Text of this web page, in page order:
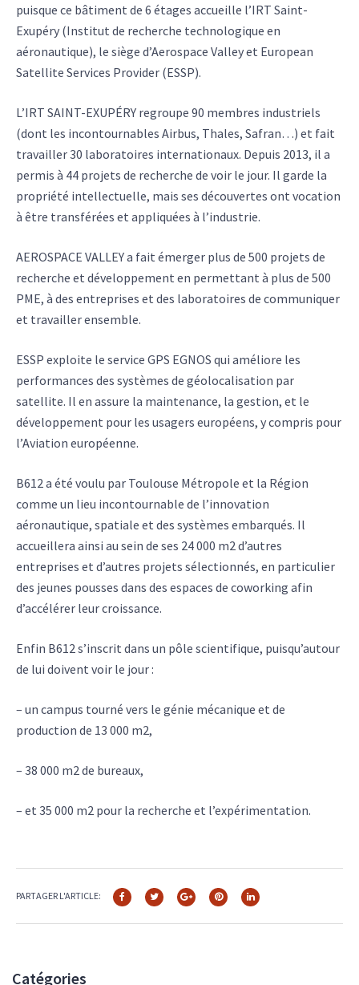
puisque ce bâtiment de 6 étages accueille l’IRT Saint-
Exupéry (Institut de recherche technologique en
aéronautique), le siège d’Aerospace Valley et European
Satellite Services Provider (ESSP).
L’IRT SAINT-EXUPÉRY regroupe 90 membres industriels
(dont les incontournables Airbus, Thales, Safran…) et fait
travailler 30 laboratoires internationaux. Depuis 2013, il a
permis à 44 projets de recherche de voir le jour. Il garde la
propriété intellectuelle, mais ses découvertes ont vocation
à être transférées et appliquées à l’industrie.
AEROSPACE VALLEY a fait émerger plus de 500 projets de
recherche et développement en permettant à plus de 500
PME, à des entreprises et des laboratoires de communiquer
et travailler ensemble.
ESSP exploite le service GPS EGNOS qui améliore les
performances des systèmes de géolocalisation par
satellite. Il en assure la maintenance, la gestion, et le
développement pour les usagers européens, y compris pour
l’Aviation européenne.
B612 a été voulu par Toulouse Métropole et la Région
comme un lieu incontournable de l’innovation
aéronautique, spatiale et des systèmes embarqués. Il
accueillera ainsi au sein de ses 24 000 m2 d’autres
entreprises et d’autres projets sélectionnés, en particulier
des jeunes pousses dans des espaces de coworking afin
d’accélérer leur croissance.
Enfin B612 s’inscrit dans un pôle scientifique, puisqu’autour
de lui doivent voir le jour :
– un campus tourné vers le génie mécanique et de
production de 13 000 m2,
– 38 000 m2 de bureaux,
– et 35 000 m2 pour la recherche et l’expérimentation.
PARTAGER L'ARTICLE:
Catégories